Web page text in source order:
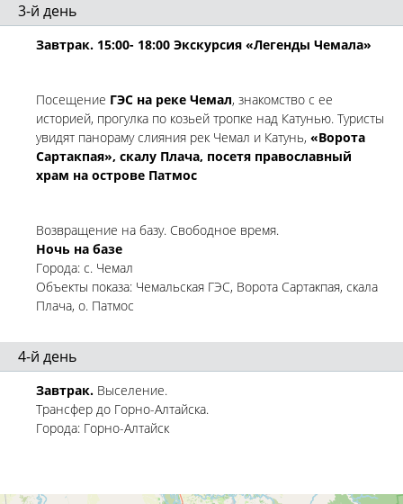
3-й день
Завтрак. 15:00- 18:00 Экскурсия «Легенды Чемала»
Посещение ГЭС на реке Чемал, знакомство с ее
историей, прогулка по козьей тропке над Катунью. Туристы
увидят панораму слияния рек Чемал и Катунь, «Ворота
Сартакпая», скалу Плача, посетя православный
храм на острове Патмос
Возвращение на базу. Свободное время.
Ночь на базе
Города: с. Чемал
Объекты показа: Чемальская ГЭС, Ворота Сартакпая, скала
Плача, о. Патмос
4-й день
Завтрак. Выселение.
Трансфер до Горно-Алтайска.
Города: Горно-Алтайск